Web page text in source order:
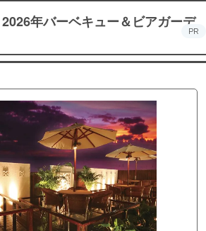
年バーベキュー＆ビアガーデ
PR